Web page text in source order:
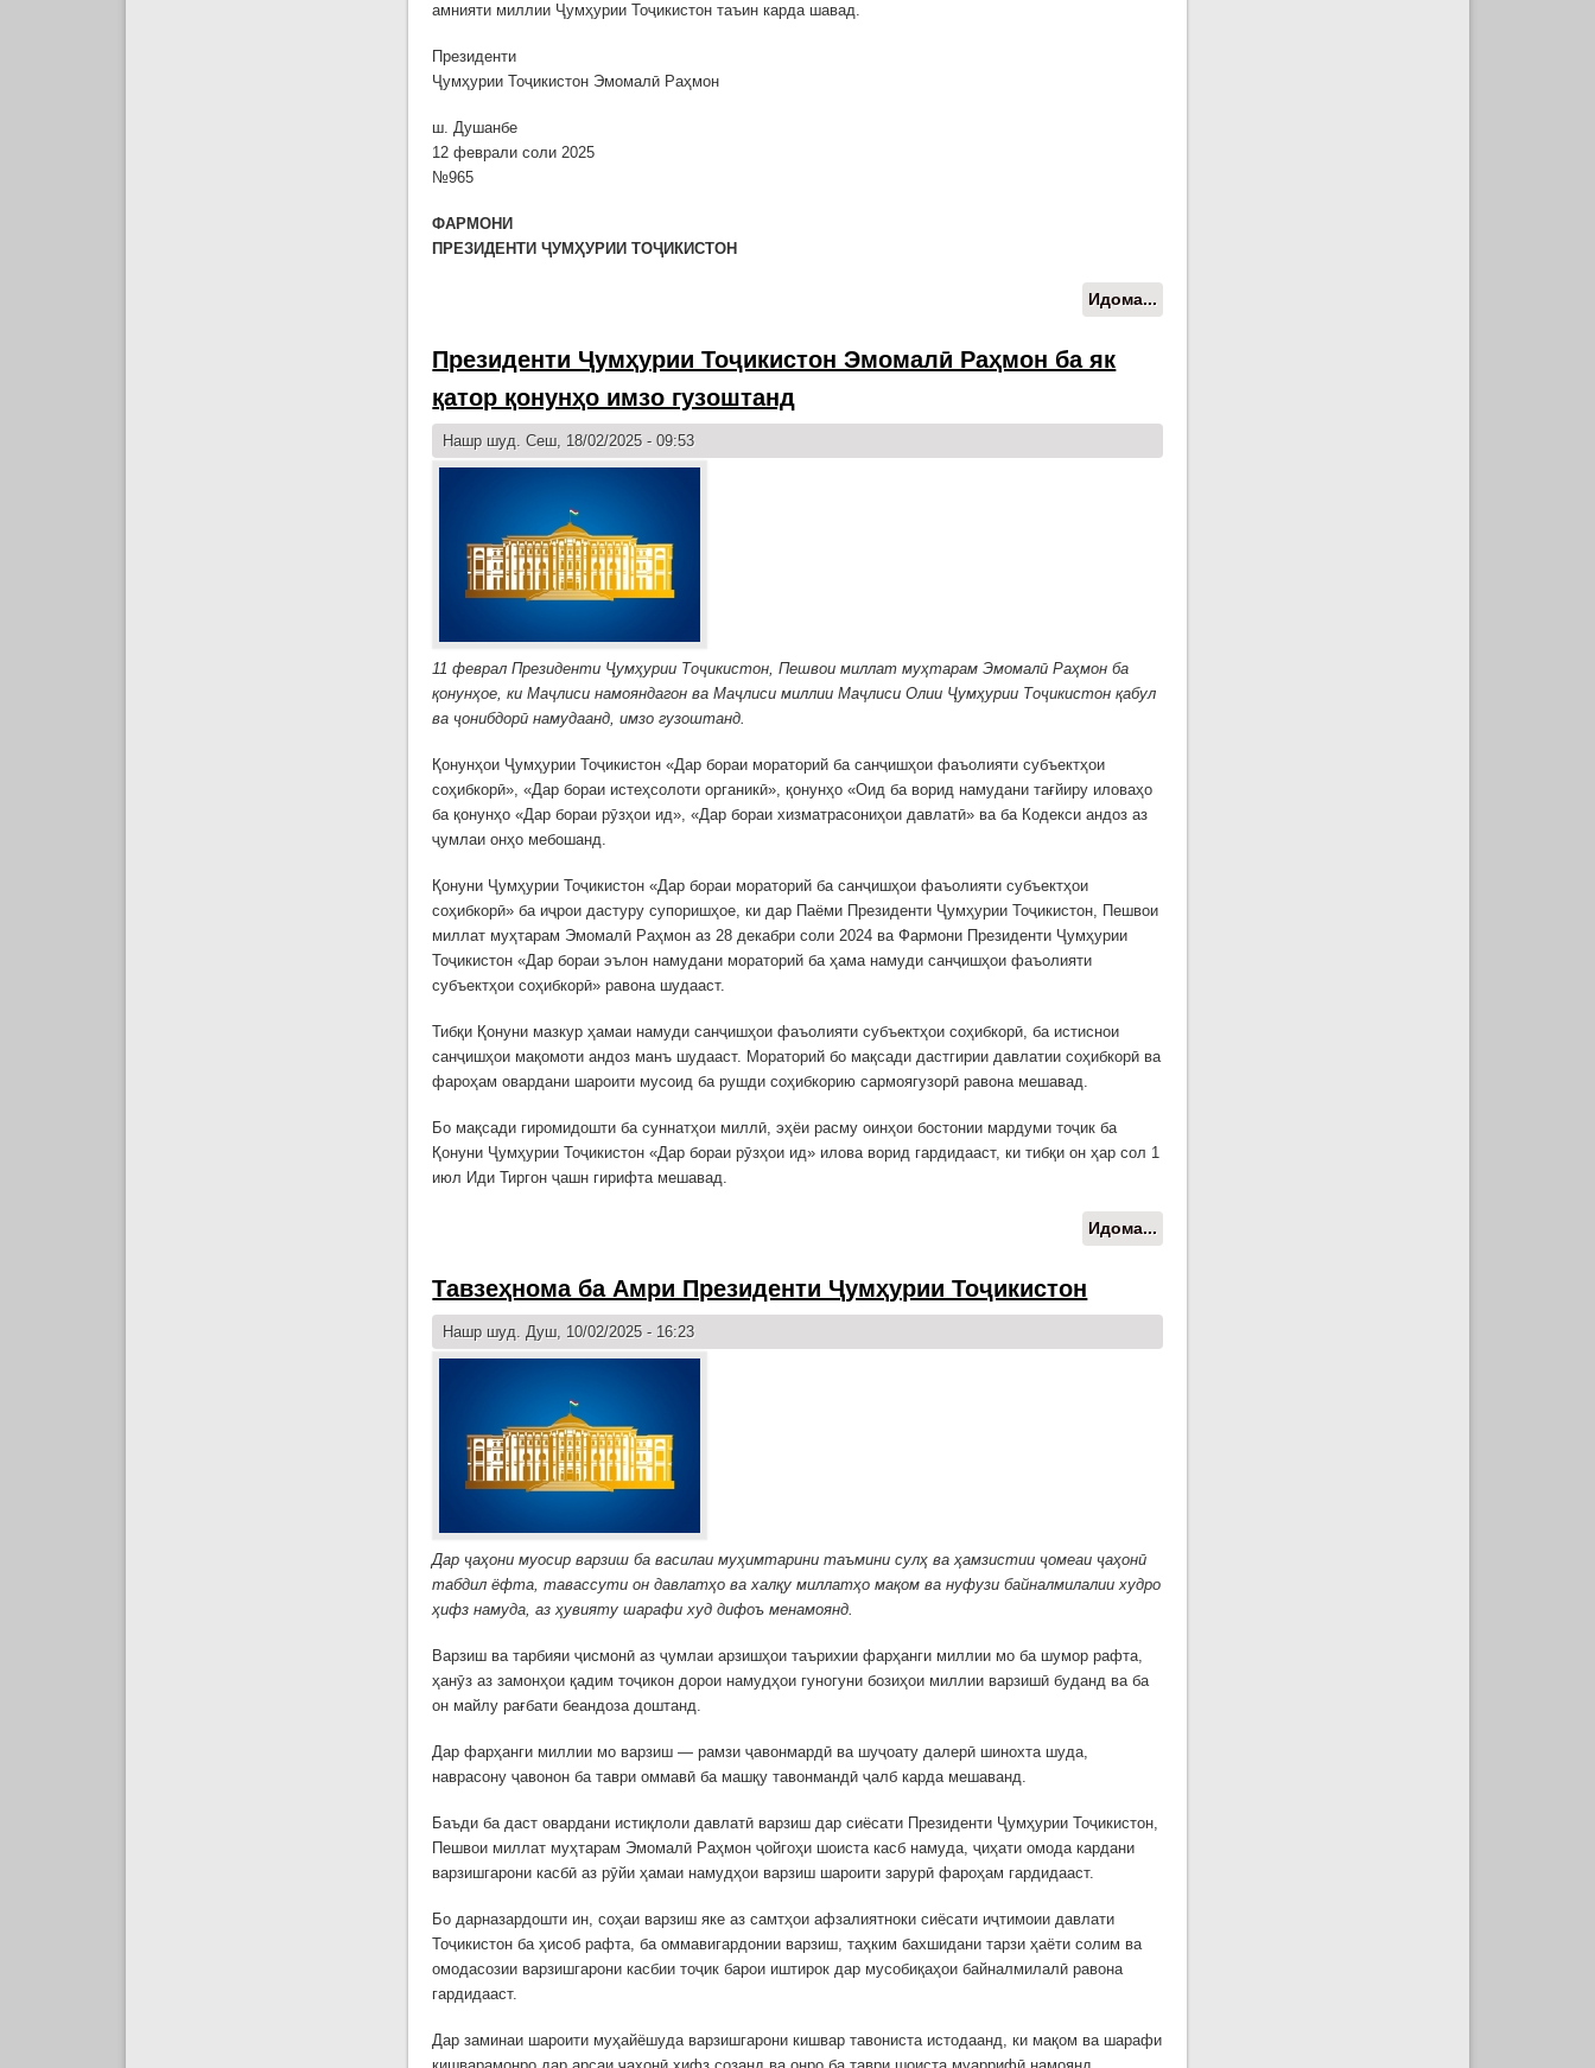
амнияти миллии Ҷумҳурии Тоҷикистон таъин карда шавад.
Президенти
Ҷумҳурии Тоҷикистон Эмомалӣ Раҳмон
ш. Душанбе
12 феврали соли 2025
№965
ФАРМОНИ
ПРЕЗИДЕНТИ ҶУМҲУРИИ ТОҶИКИСТОН
Идома...о Фармонҳои Президенти Ҷумҳурии
Президенти Ҷумҳурии Тоҷикистон Эмомалӣ Раҳмон ба як
қатор қонунҳо имзо гузоштанд
Нашр шуд. Сеш, 18/02/2025 - 09:53
11 феврал Президенти Ҷумҳурии Тоҷикистон, Пешвои миллат муҳтарам Эмомалӣ Раҳмон ба
қонунҳое, ки Маҷлиси намояндагон ва Маҷлиси миллии Маҷлиси Олии Ҷумҳурии Тоҷикистон қабул
ва ҷонибдорӣ намудаанд, имзо гузоштанд.
Қонунҳои Ҷумҳурии Тоҷикистон «Дар бораи мораторий ба санҷишҳои фаъолияти субъектҳои
соҳибкорӣ», «Дар бораи истеҳсолоти органикӣ», қонунҳо «Оид ба ворид намудани тағйиру иловаҳо
ба қонунҳо «Дар бораи рӯзҳои ид», «Дар бораи хизматрасониҳои давлатӣ» ва ба Кодекси андоз аз
ҷумлаи онҳо мебошанд.
Қонуни Ҷумҳурии Тоҷикистон «Дар бораи мораторий ба санҷишҳои фаъолияти субъектҳои
соҳибкорӣ» ба иҷрои дастуру супоришҳое, ки дар Паёми Президенти Ҷумҳурии Тоҷикистон, Пешвои
миллат муҳтарам Эмомалӣ Раҳмон аз 28 декабри соли 2024 ва Фармони Президенти Ҷумҳурии
Тоҷикистон «Дар бораи эълон намудани мораторий ба ҳама намуди санҷишҳои фаъолияти
субъектҳои соҳибкорӣ» равона шудааст.
Тибқи Қонуни мазкур ҳамаи намуди санҷишҳои фаъолияти субъектҳои соҳибкорӣ, ба истиснои
санҷишҳои мақомоти андоз манъ шудааст. Мораторий бо мақсади дастгирии давлатии соҳибкорӣ ва
фароҳам овардани шароити мусоид ба рушди соҳибкорию сармоягузорӣ равона мешавад.
Бо мақсади гиромидошти ба суннатҳои миллӣ, эҳёи расму оинҳои бостонии мардуми тоҷик ба
Қонуни Ҷумҳурии Тоҷикистон «Дар бораи рӯзҳои ид» илова ворид гардидааст, ки тибқи он ҳар сол 1
июл Иди Тиргон ҷашн гирифта мешавад.
Идома...о Президенти Ҷумҳурии Тоҷикистон
Тавзеҳнома ба Амри Президенти Ҷумҳурии Тоҷикистон
Нашр шуд. Душ, 10/02/2025 - 16:23
Дар ҷаҳони муосир варзиш ба василаи муҳимтарини таъмини сулҳ ва ҳамзистии ҷомеаи ҷаҳонӣ
табдил ёфта, тавассути он давлатҳо ва халқу миллатҳо мақом ва нуфузи байналмилалии худро
ҳифз намуда, аз ҳувияту шарафи худ дифоъ менамоянд.
Варзиш ва тарбияи ҷисмонӣ аз ҷумлаи арзишҳои таърихии фарҳанги миллии мо ба шумор рафта,
ҳанӯз аз замонҳои қадим тоҷикон дорои намудҳои гуногуни бозиҳои миллии варзишӣ буданд ва ба
он майлу рағбати беандоза доштанд.
Дар фарҳанги миллии мо варзиш — рамзи ҷавонмардӣ ва шуҷоату далерӣ шинохта шуда,
наврасону ҷавонон ба таври оммавӣ ба машқу тавонмандӣ ҷалб карда мешаванд.
Баъди ба даст овардани истиқлоли давлатӣ варзиш дар сиёсати Президенти Ҷумҳурии Тоҷикистон,
Пешвои миллат муҳтарам Эмомалӣ Раҳмон ҷойгоҳи шоиста касб намуда, ҷиҳати омода кардани
варзишгарони касбӣ аз рӯйи ҳамаи намудҳои варзиш шароити зарурӣ фароҳам гардидааст.
Бо дарназардошти ин, соҳаи варзиш яке аз самтҳои афзалиятноки сиёсати иҷтимоии давлати
Тоҷикистон ба ҳисоб рафта, ба оммавигардонии варзиш, таҳким бахшидани тарзи ҳаёти солим ва
омодасозии варзишгарони касбии тоҷик барои иштирок дар мусобиқаҳои байналмилалӣ равона
гардидааст.
Дар заминаи шароити муҳайёшуда варзишгарони кишвар тавониста истодаанд, ки мақом ва шарафи